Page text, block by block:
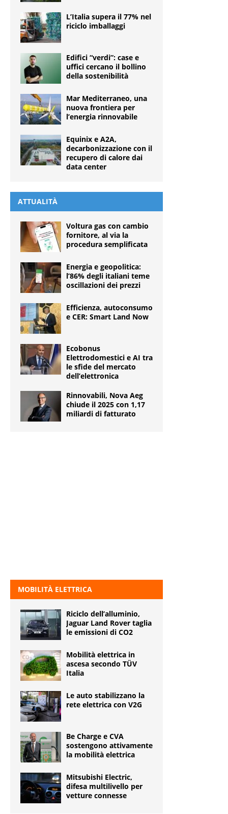
L’Italia supera il 77% nel
riciclo imballaggi
Edifici “verdi”: case e
uffici cercano il bollino
della sostenibilità
Mar Mediterraneo, una
nuova frontiera per
l’energia rinnovabile
Equinix e A2A,
decarbonizzazione con il
recupero di calore dai
data center
ATTUALITÀ
Voltura gas con cambio
fornitore, al via la
procedura semplificata
Energia e geopolitica:
l’86% degli italiani teme
oscillazioni dei prezzi
Efficienza, autoconsumo
e CER: Smart Land Now
Ecobonus
Elettrodomestici e AI tra
le sfide del mercato
dell’elettronica
Rinnovabili, Nova Aeg
chiude il 2025 con 1,17
miliardi di fatturato
MOBILITÀ ELETTRICA
Riciclo dell’alluminio,
Jaguar Land Rover taglia
le emissioni di CO2
Mobilità elettrica in
ascesa secondo TÜV
Italia
Le auto stabilizzano la
rete elettrica con V2G
Be Charge e CVA
sostengono attivamente
la mobilità elettrica
Mitsubishi Electric,
difesa multilivello per
vetture connesse